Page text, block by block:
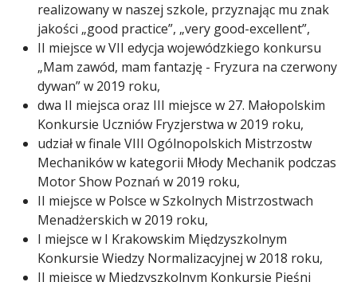
realizowany w naszej szkole, przyznając mu znak
jakości „good practice”, „very good-excellent”,
II miejsce w VII edycja wojewódzkiego konkursu
„Mam zawód, mam fantazję - Fryzura na czerwony
dywan” w 2019 roku,
dwa II miejsca oraz III miejsce w 27. Małopolskim
Konkursie Uczniów Fryzjerstwa w 2019 roku,
udział w finale VIII Ogólnopolskich Mistrzostw
Mechaników w kategorii Młody Mechanik podczas
Motor Show Poznań w 2019 roku,
II miejsce w Polsce w Szkolnych Mistrzostwach
Menadżerskich w 2019 roku,
I miejsce w I Krakowskim Międzyszkolnym
Konkursie Wiedzy Normalizacyjnej w 2018 roku,
II miejsce w Międzyszkolnym Konkursie Pieśni